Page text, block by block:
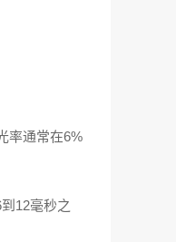
率通常在6%
12毫秒之